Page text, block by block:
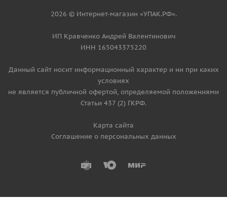
2026 © Интернет-магазин «УПАК.РФ».
ИП Кравченко Андрей Валентинович
ИНН 165043375220
Данный сайт носит информационный характер и ни при каких
условиях
не является публичной офертой, определяемой положениями
Статьи 437 (2) ГКРФ.
Карта сайта
Соглашение о персональных данных